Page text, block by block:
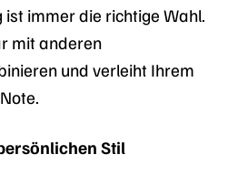
immer die richtige Wahl.
mit anderen
und verleiht Ihrem
Stil